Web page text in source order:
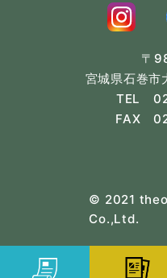
〒
宮城県石巻
TEL
FAX
© 2021
Co.,Ltd.